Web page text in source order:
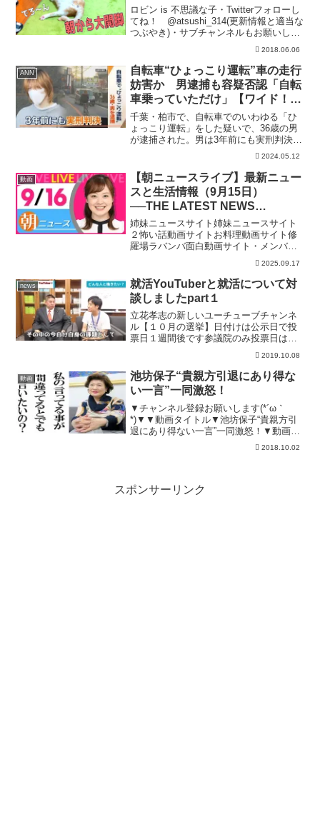
ロビン is 不思議な子・Twitterフォローし
てね！ @atsushi_314(更新情報と適当な
つぶやき)・サブチャンネルもお願いしま
す！ファンレタープレゼント等は〒106-
6134 東京都港区六本木6-10-1六本木ヒ
ルズ森タワー37...
2018.06.06
ANN
自転車“ひょっこり運転”車の走行
妨害か 男逮捕も容疑否認「自転
車乗っていただけ」【ワイド！ス
クランブル】(2024年5月10日)
千葉・柏市で、自転車でのいわゆる「ひ
ょっこり運転」をした疑いで、36歳の男
が逮捕された。男は3年前にも実刑判決を
受けていた。■容疑を否認「自転車に乗っ
成島明彦容疑者（36）は先月15日、市内
の道路で自転車...
2024.05.12
動画
【朝ニュースライブ】最新ニュー
スと生活情報（9月15日）
──THE LATEST NEWS
SUMMARY（日テレNEWS
LIVE）
姉妹ニュースサイト姉妹ニュースサイト
２怖い話動画サイトお料理動画サイト修
羅場ラバンバ面白動画サイト・メンバー
シップ「日テレNEWSクラブ」始まりま
した月額290円で所属歴に応じ色が変化し
ステータスアップしていくバッジ特典
や、ライブ配信のチャ...
2025.09.17
news
就活YouTuberと就活について対
談しましたpart１
立花孝志の新しいユーチューブチャンネ
ル【１０月の選挙】日付けは公示日で投
票日１週間後です参議院のみ投票日は２
７日６日高知県・南国市【上岡 けいす
け】１０日参議院選挙補選【埼玉県選挙
区】【豊田 真由子（希望）】２０日茨
城県・ひたちなか市【川崎...
2019.10.08
動画
池坊保子“貴親方引退にあり得な
い一言”一同激怒！
▼チャンネル登録お願いします(*´ω｀
*)▼▼動画タイトル▼池坊保子“貴親方引
退にあり得ない一言”一同激怒！▼動画内
容▼今回は、池坊保子さんが言い放って
くれてますね～(； ･`ω･´)▼オススメ動画
2018.10.02
スポンサーリンク